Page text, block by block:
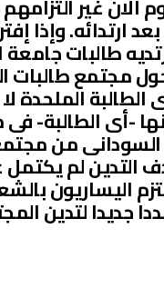
الان غير
ارتدائه. وإذا
طالبات
مجتمع
الملحدة
-أى الطالبة-
السودانى من
لم يكتمل
اليساريون
لتدين